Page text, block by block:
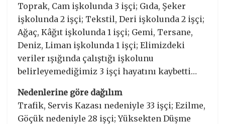
Toprak, Cam işkolunda 3 işçi; Gıda, Şeker
işkolunda 2 işçi; Tekstil, Deri işkolunda 2 işçi;
Ağaç, Kâğıt işkolunda 1 işçi; Gemi, Tersane,
Deniz, Liman işkolunda 1 işçi; Elimizdeki
veriler ışığında çalıştığı işkolunu
belirleyemediğimiz 3 işçi hayatını kaybetti…
Nedenlerine göre dağılım
Trafik, Servis Kazası nedeniyle 33 işçi; Ezilme,
Göçük nedeniyle 28 işçi; Yüksekten Düşme